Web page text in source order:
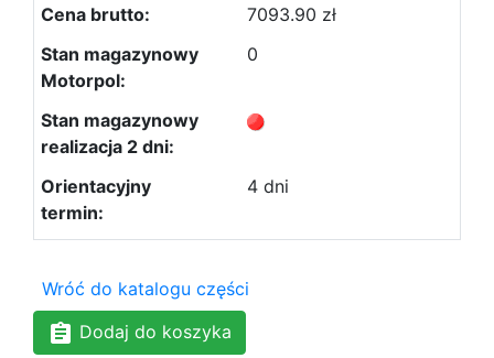
7093.90 zł
0
4 dni
Wróć do katalogu części
Dodaj do koszyka